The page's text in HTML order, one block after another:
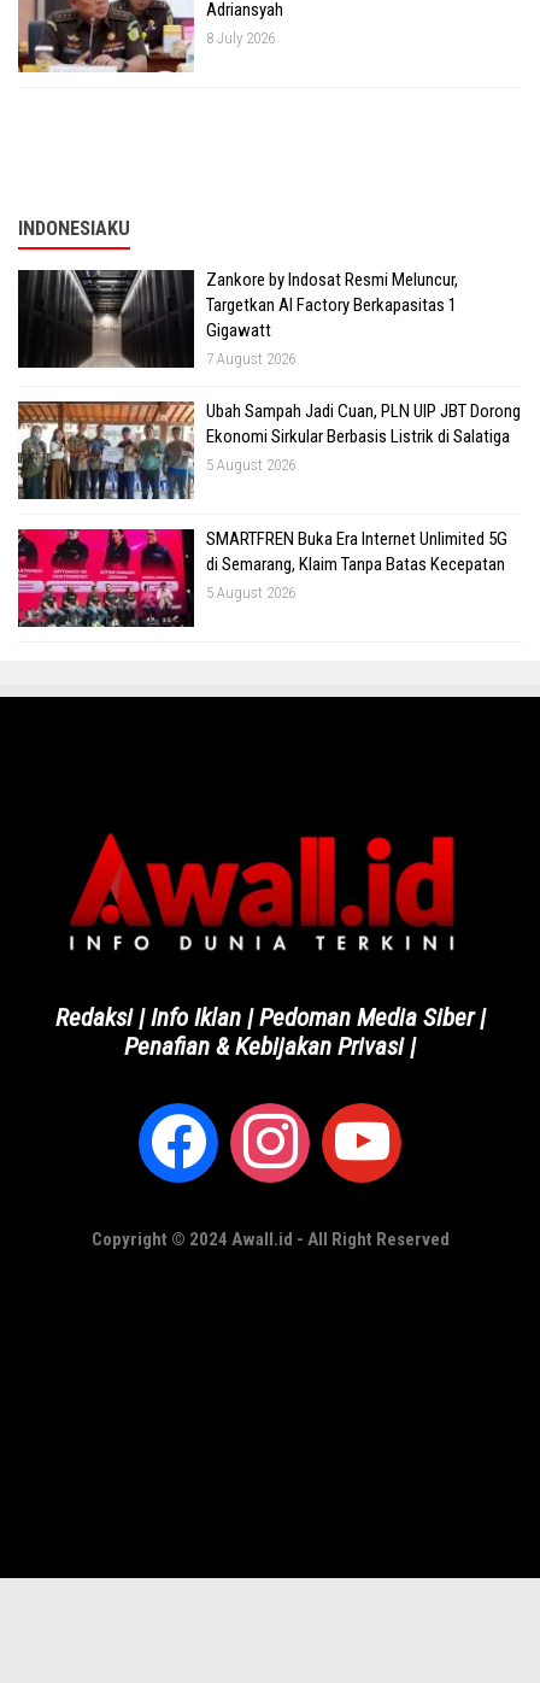
Adriansyah
8 July 2026
INDONESIAKU
Zankore by Indosat Resmi Meluncur,
Targetkan AI Factory Berkapasitas 1
Gigawatt
7 August 2026
Ubah Sampah Jadi Cuan, PLN UIP JBT Dorong
Ekonomi Sirkular Berbasis Listrik di Salatiga
5 August 2026
SMARTFREN Buka Era Internet Unlimited 5G
di Semarang, Klaim Tanpa Batas Kecepatan
5 August 2026
Redaksi|Info Iklan|Pedoman Media Siber|
Penafian & Kebijakan Privasi|
Copyright © 2024 Awall.id - All Right Reserved